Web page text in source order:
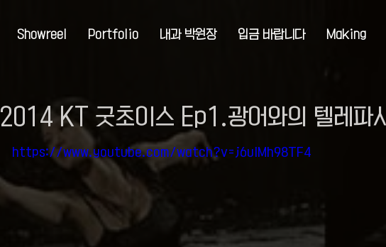
Showreel Portfolio 내과 박원장 입금 바랍니다 Making
2014 KT 굿초이스 Ep1.광어와의 텔레파시
https://www.youtube.com/watch?v=j6ulMh98TF4